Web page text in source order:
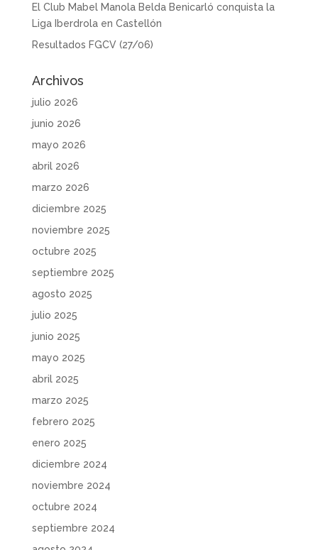
El Club Mabel Manola Belda Benicarló conquista la
Liga Iberdrola en Castellón
Resultados FGCV (27/06)
Archivos
julio 2026
junio 2026
mayo 2026
abril 2026
marzo 2026
diciembre 2025
noviembre 2025
octubre 2025
septiembre 2025
agosto 2025
julio 2025
junio 2025
mayo 2025
abril 2025
marzo 2025
febrero 2025
enero 2025
diciembre 2024
noviembre 2024
octubre 2024
septiembre 2024